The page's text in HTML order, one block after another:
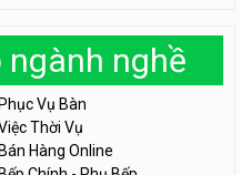
nghề
Phục Vụ Bàn
Thời Vụ
Bán Hàng Online